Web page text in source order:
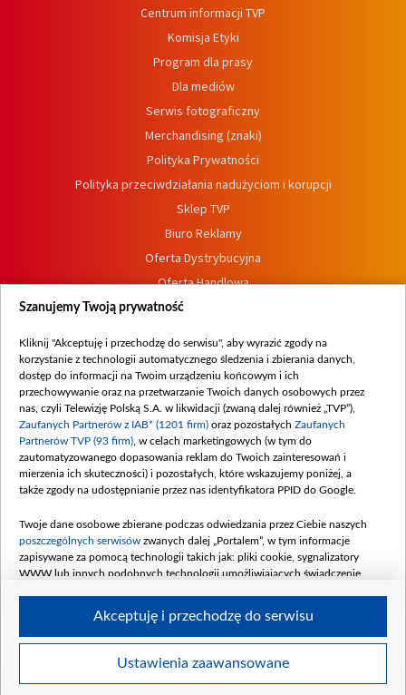
Centrum informacji TVP
Komisja Etyki
Program dla prasy
Dla mediów
Serwis fotograficzny
Merchandising (znaki)
Polityka Prywatności
Polityka przeciwdziałania nadużyciom i korupcji
Sklep TVP
Biuro Reklamy
Oferta Dystrybucyjna
Oferta Handlowa
Dostępność
Procedura zgłoszeń wewnętrznych
© 2026 Telewizja Polska S. A. w likwidacji
Szanujemy Twoją prywatność
Kliknij "Akceptuję i przechodzę do serwisu", aby wyrazić zgody na
korzystanie z technologii automatycznego śledzenia i zbierania danych,
dostęp do informacji na Twoim urządzeniu końcowym i ich
przechowywanie oraz na przetwarzanie Twoich danych osobowych przez
nas, czyli Telewizję Polską S.A. w likwidacji (zwaną dalej również „TVP”),
Zaufanych Partnerów z IAB* (1201 firm) oraz pozostałych Zaufanych
Partnerów TVP (93 firm) , w celach marketingowych (w tym do
zautomatyzowanego dopasowania reklam do Twoich zainteresowań i
mierzenia ich skuteczności) i pozostałych, które wskazujemy poniżej, a
także zgody na udostępnianie przez nas identyfikatora PPID do Google.
Twoje dane osobowe zbierane podczas odwiedzania przez Ciebie naszych
poszczególnych serwisów zwanych dalej „Portalem”, w tym informacje
zapisywane za pomocą technologii takich jak: pliki cookie, sygnalizatory
WWW lub innych podobnych technologii umożliwiających świadczenie
Twoje dane osobowe zbierane podczas odwiedzania przez Ciebie
Ustawienia zaawansowane
Akceptuję i przechodzę do serwisu